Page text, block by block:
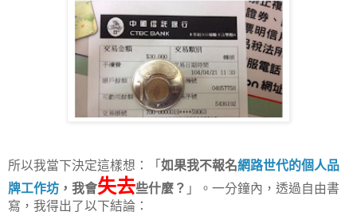
所以我當下決定這樣想：「 如果我不報名網路世代的個人品
牌工作坊 ，我會失去些什麼？ 」。一分鐘內，透過自由書
寫，我得出了以下結論：